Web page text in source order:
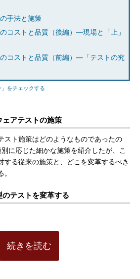
手法と施策
コストと品質（後編）―現場と「上」
コストと品質（前編）―「テストの究
をチェックする
アテストの施策
ト施策はどのようなものであったの
に応じた細かな施策を紹介したが、こ
する従来の施策と、どこを変革するべき
テストを変革する
続きを読む